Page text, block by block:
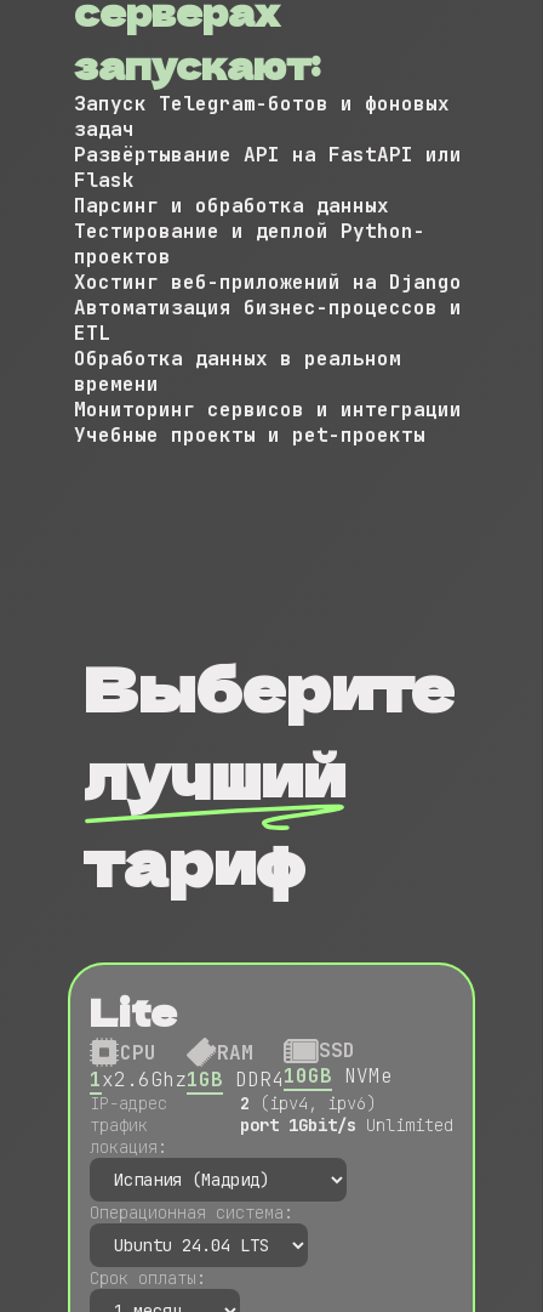
серверах
запускают:
Запуск Telegram-ботов и фоновых
задач
Развёртывание API на FastAPI или
Flask
Парсинг и обработка данных
Тестирование и деплой Python-
проектов
Хостинг веб-приложений на Django
Автоматизация бизнес-процессов и
ETL
Обработка данных в реальном
времени
Мониторинг сервисов и интеграции
Учебные проекты и pet-проекты
Выберите
лучший
тариф
Lite
CPU
1x2.6Ghz
RAM
1GB DDR4
SSD
10GB NVMe
IP-адрес
трафик
2 (ipv4, ipv6)
port 1Gbit/s Unlimited
локация:
Операционная система:
Срок оплаты: